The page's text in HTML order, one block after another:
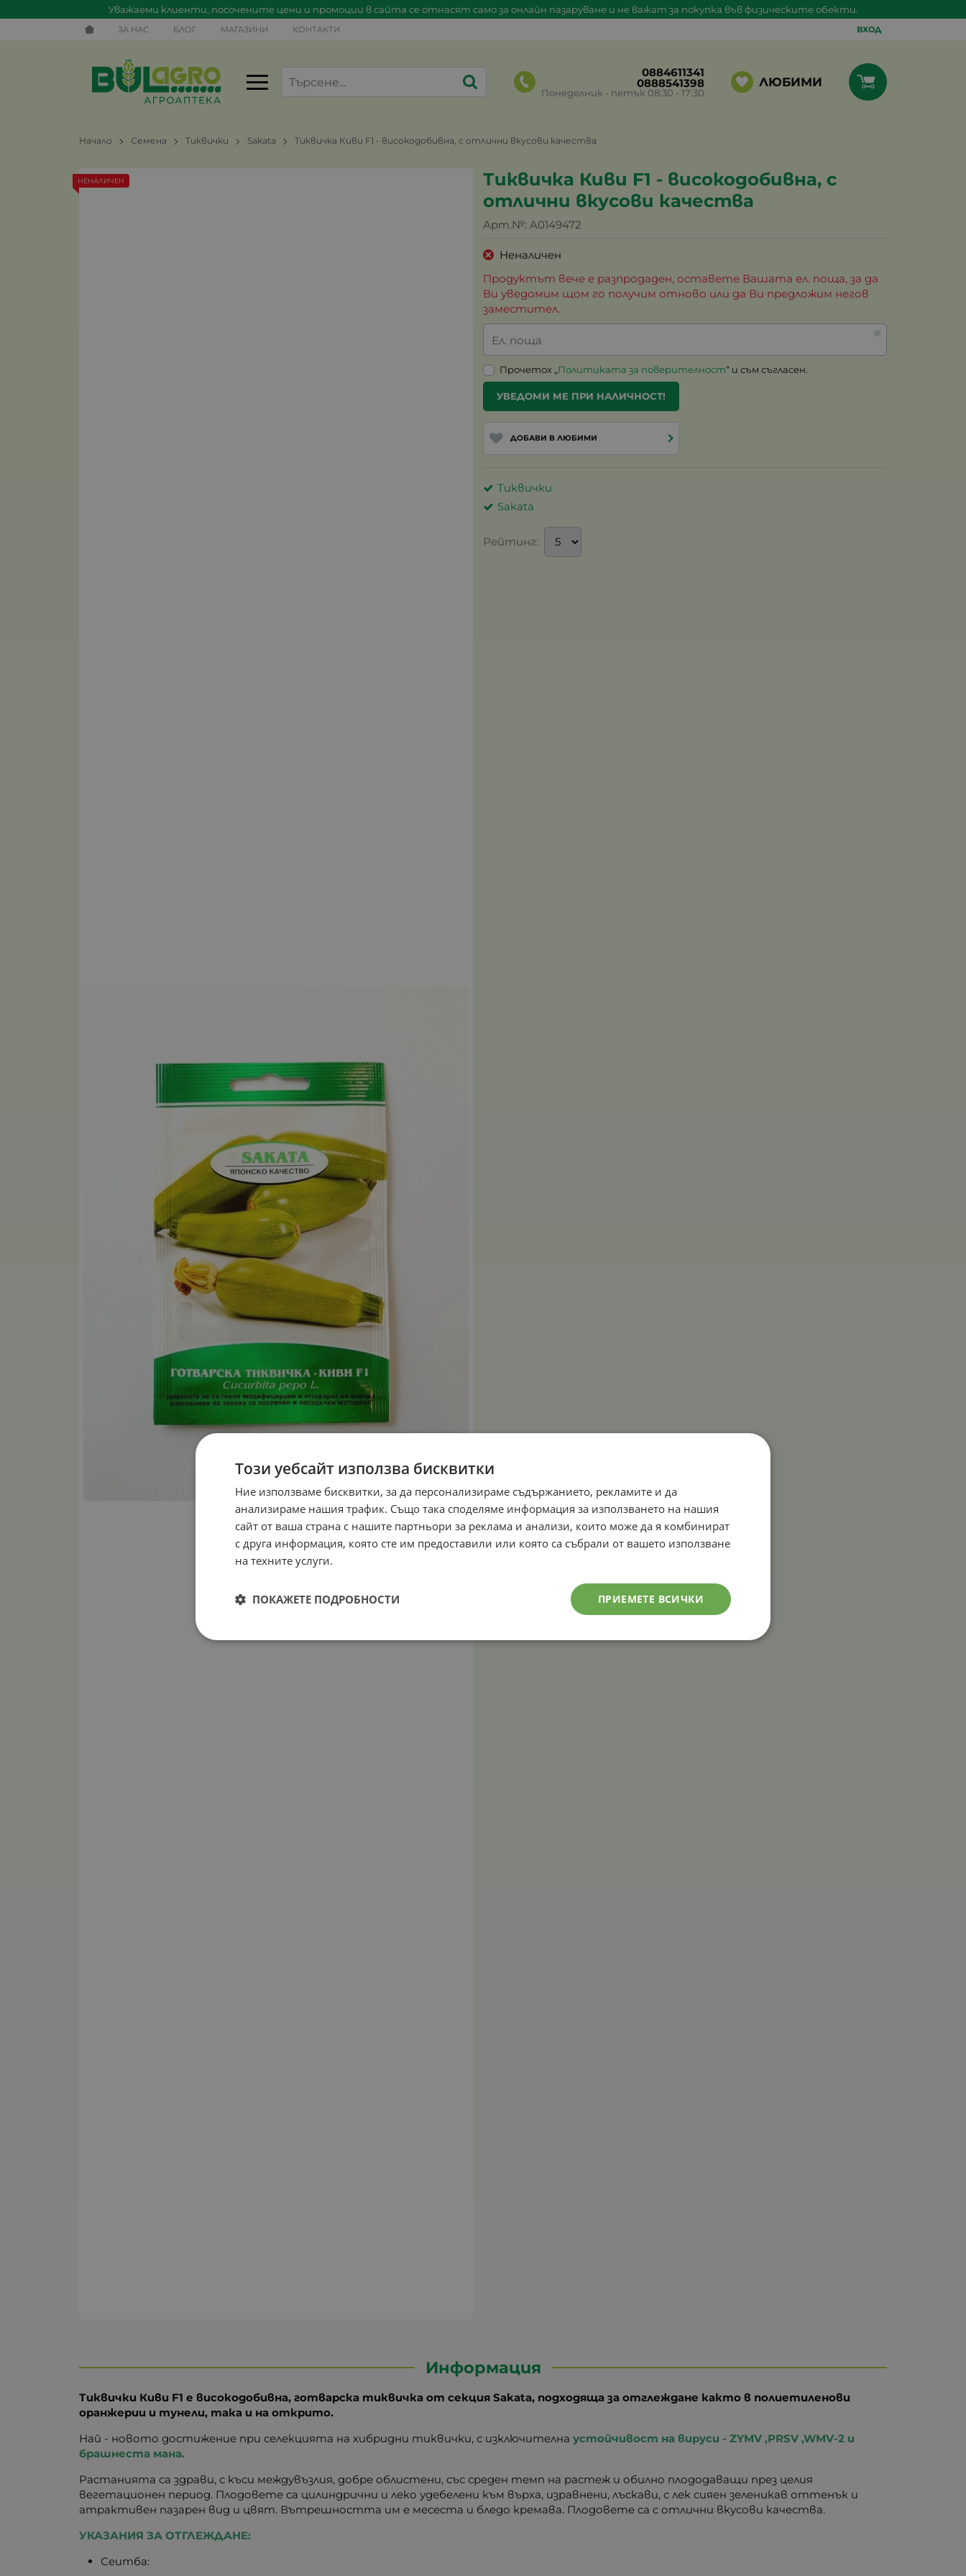
Уважаеми клиенти, посочените цени и промоции в сайта се отнасят само за онлайн пазаруване и не важат за покупка във физическите обекти.
ЗА НАС БЛОГ МАГАЗИНИ КОНТАКТИ ВХОД
0884611341
0888541398
Понеделник - петък 08:30 - 17:30
ЛЮБИМИ
Начало Семена Тиквички Sakata Тиквичка Киви F1 - високодобивна, с отлични вкусови качества
Тиквичка Киви F1 - високодобивна, с
отлични вкусови качества
Арт.№: A0149472
НЕНАЛИЧЕН
Неналичен
Продуктът вече е разпродаден, оставете Вашата ел. поща, за да
Ви уведомим щом го получим отново или да Ви предложим негов
заместител.
Ел. поща
Прочетох „Политиката за поверителност“ и съм съгласен.
УВЕДОМИ МЕ ПРИ НАЛИЧНОСТ!
ДОБАВИ В ЛЮБИМИ
Тиквички
Sakata
Рейтинг:
Информация
Тиквички Киви F1 е високодобивна, готварска тиквичка от секция Sakata, подходяща за отглеждане както в полиетиленови
оранжерии и тунели, така и на открито.
Най - новото достижение при селекцията на хибридни тиквички, с изключителна устойчивост на вируси - ZYMV ,PRSV ,WMV-2 и
брашнеста мана.
Растанията са здрави, с къси междувъзлия, добре облистени, със среден темп на растеж и обилно плододаващи през целия
вегетационен период. Плодовете са цилиндрични и леко удебелени към върха, изравнени, лъскави, с лек сияен зеленикав оттенък и
атрактивен пазарен вид и цвят. Вътрешността им е месеста и бледо кремава. Плодовете са с отлични вкусови качества.
УКАЗАНИЯ ЗА ОТГЛЕЖДАНЕ:
Сеитба:
Този уебсайт използва бисквитки
Ние използваме бисквитки, за да персонализираме съдържанието, рекламите и да
анализираме нашия трафик. Също така споделяме информация за използването на нашия
сайт от ваша страна с нашите партньори за реклама и анализи, които може да я комбинират
с друга информация, която сте им предоставили или която са събрали от вашето използване
на техните услуги.
ПРИЕМЕТЕ ВСИЧКИ
ПОКАЖЕТЕ ПОДРОБНОСТИ